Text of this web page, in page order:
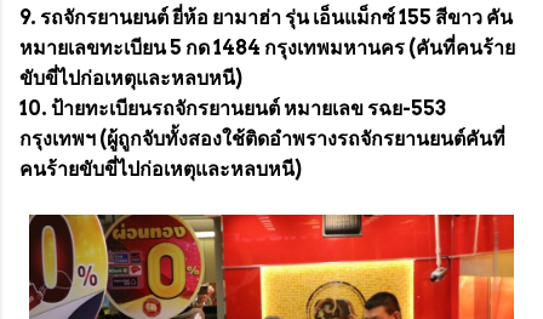
9. รถจักรยานยนต์ ยี่ห้อ ยามาฮ่า รุ่น เอ็นแม็กซ์ 155 สีขาว คัน
หมายเลขทะเบียน 5 กด 1484 กรุงเทพมหานคร (คันที่คนร้าย
ขับขี่ไปก่อเหตุและหลบหนี)
10. ป้ายทะเบียนรถจักรยานยนต์ หมายเลข รฉย-553
กรุงเทพฯ (ผู้ถูกจับทั้งสองใช้ติดอำพรางรถจักรยานยนต์คันที่
คนร้ายขับขี่ไปก่อเหตุและหลบหนี)